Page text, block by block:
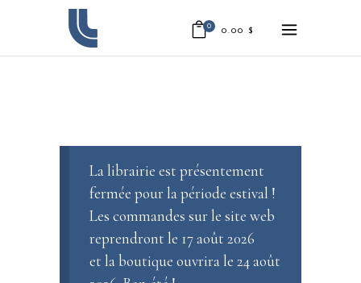
0 0.00 $
La librairie est présentement
fermée pour la période estival !
Les commandes sur le site web
reprendront le 17 août 2026
et la boutique ouvrira le 24 août